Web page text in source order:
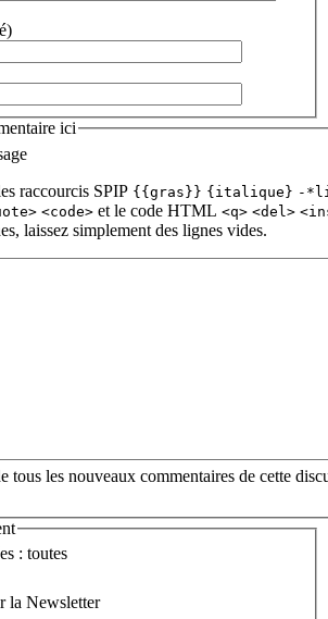
ici
raccourcis SPIP {{gras}} {italique} -
<code> et le code HTML <q> <del>
laissez simplement des lignes vides.
tous les nouveaux commentaires de cette
: toutes
la Newsletter